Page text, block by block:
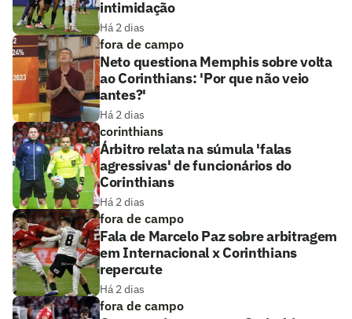
intimidação
Há 2 dias
fora de campo
Neto questiona Memphis sobre volta
ao Corinthians: 'Por que não veio
antes?'
Há 2 dias
corinthians
Árbitro relata na súmula 'falas
agressivas' de funcionários do
Corinthians
Há 2 dias
fora de campo
Fala de Marcelo Paz sobre arbitragem
em Internacional x Corinthians
repercute
Há 2 dias
fora de campo